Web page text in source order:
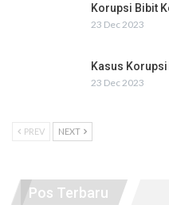
Korupsi Bibit
23 Dec 2023
Kasus Korupsi
23 Dec 2023
PREV NEXT
Pos Terbaru